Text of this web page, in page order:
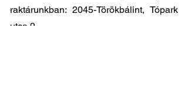
raktárunkban: 2045-Törökbálint, Tópark
utca 9.